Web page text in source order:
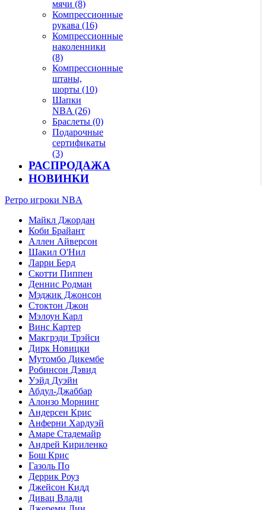
мячи (8)
Компрессионные
рукава (16)
Компрессионные
наколенники
(8)
Компрессионные
штаны,
шорты (10)
Шапки
NBA (26)
Браслеты (0)
Подарочные
сертификаты
(3)
РАСПРОДАЖА
НОВИНКИ
Ретро игроки NBA
Майкл Джордан
Коби Брайант
Аллен Айверсон
Шакил О'Нил
Ларри Берд
Скотти Пиппен
Деннис Родман
Мэджик Джонсон
Стоктон Джон
Мэлоун Карл
Винс Картер
Макгрэди Трэйси
Дирк Новицки
Мутомбо Дикембе
Робинсон Дэвид
Уэйд Дуэйн
Абдул-Джаббар
Алонзо Морнинг
Андерсен Крис
Анферни Xардуэй
Амаре Стадемайр
Андрей Кириленко
Бош Крис
Газоль По
Деррик Роуз
Джейсон Кидд
Дивац Влади